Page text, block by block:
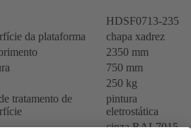
HDSF0713-235
da plataforma
chapa xadrez
2350 mm
750 mm
250 kg
tratamento de
pintura
eletrostática
cinza RAL7015